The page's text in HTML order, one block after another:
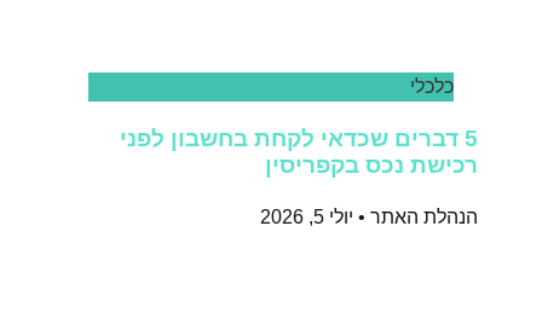
כלכלי
5 דברים שכדאי לקחת בחשבון לפני
רכישת נכס בקפריסין
הנהלת האתר יולי 5, 2026